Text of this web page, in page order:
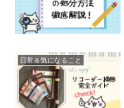
日常＆気になること